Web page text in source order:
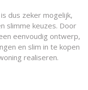
dus zeker mogelijk,
slimme keuzes. Door
eenvoudig ontwerp,
en slim in te kopen
realiseren.